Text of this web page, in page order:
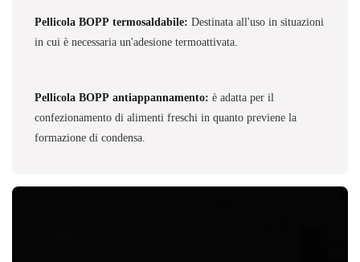
Pellicola BOPP termosaldabile: Destinata all'uso in situazioni
in cui è necessaria un'adesione termoattivata.
Pellicola BOPP antiappannamento: è adatta per il
confezionamento di alimenti freschi in quanto previene la
formazione di condensa.